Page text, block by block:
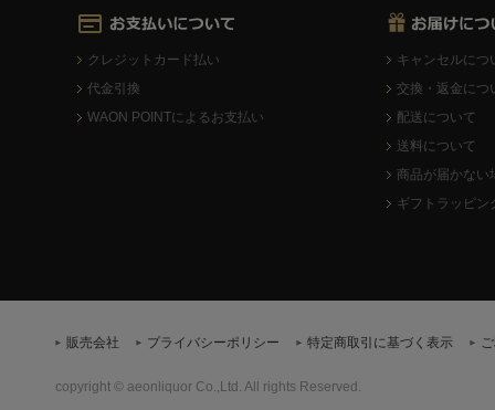
クレジットカード払い
代金引換
WAON POINTによるお支払い
キャンセルにつ
交換・返金につ
配送について
送料について
商品が届かない
ギフトラッピン
販売会社 プライバシーポリシー 特定商取引に基づく表示
copyright © aeonliquor Co.,Ltd. All rights Reserved.